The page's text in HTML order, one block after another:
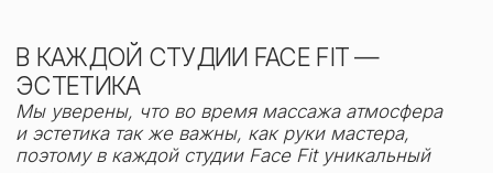
City Walk, bldg 14, shop 09
Записаться